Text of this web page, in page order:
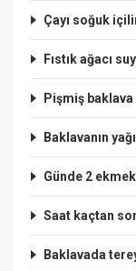
Çayı soğuk
Fıstık ağacı
Pişmiş
Baklavanın
Günde 2
Saat kaçtan
Baklavada